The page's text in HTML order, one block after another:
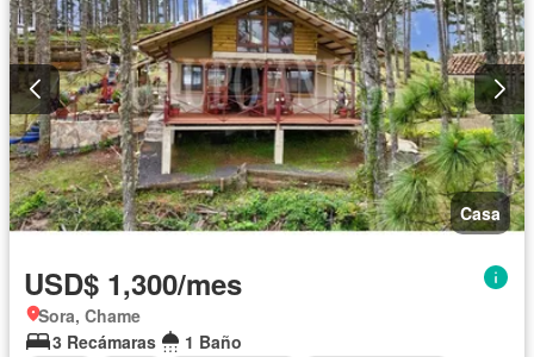
Casa
USD$ 1,300/mes
Sora, Chame
3 Recámaras
1 Baño